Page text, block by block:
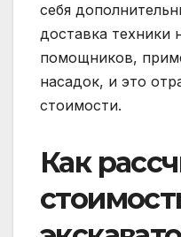
себя
доставка техники
помощников,
насадок, и это
стоимости.
Как